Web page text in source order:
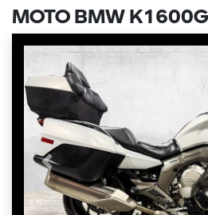
MOTO BMW
Previous